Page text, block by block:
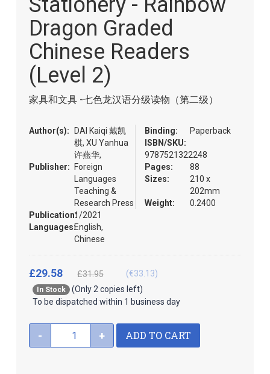
images
gallery
Dragon Graded
Chinese Readers
(Level 2)
家具和文具 -七色龙汉语分级读物（第二级）
Author(s):
DAI Kaiqi 戴凯
棋, XU Yanhua
许燕华,
Publisher:
Foreign
Languages
Teaching &
Research Press
Publication:1/2021
Languages:English,
Chinese
Binding:
Paperback
ISBN/SKU:
9787521322248
Pages:
88
Sizes:
210 x
202mm
Weight:
0.2400
In Stock
(Only 2 copies left)
To be dispatched within 1 business day
£29.58 £31.95 (€33.13)
- + ADD TO CART